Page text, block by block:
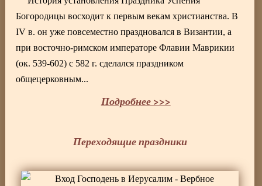
Богородицы восходит к первым векам христианства. В
IV в. он уже повсеместно праздновался в Византии, а
при восточно-римском императоре Флавии Маврикии
(ок. 539-602) с 582 г. сделался праздником
общецерковным...
Подробнее >>>
Переходящие праздники